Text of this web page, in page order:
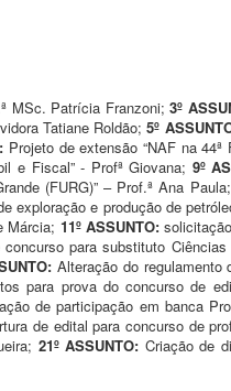
MSc. Patrícia Franzoni;3º
Tatiane Roldão;5º
Projeto de extensão “NAF na
e Fiscal” - Profª Giovana; 9º
(FURG)” – Prof.ª Ana Paula;
exploração e produção de
Márcia; 11º ASSUNTO:
para substituto
Alteração do regulamento
para prova do concurso de
de participação em banca
de edital para concurso de
21º ASSUNTO: Criação de